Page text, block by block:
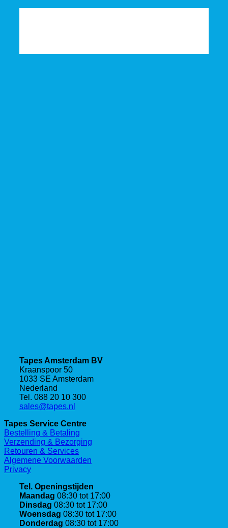
Tapes Amsterdam BV
Kraanspoor 50
1033 SE Amsterdam
Nederland
Tel. 088 20 10 300
sales@tapes.nl
Tapes Service Centre
Bestelling & Betaling
Verzending & Bezorging
Retouren & Services
Algemene Voorwaarden
Privacy
Tel. Openingstijden
Maandag 08:30 tot 17:00
Dinsdag 08:30 tot 17:00
Woensdag 08:30 tot 17:00
Donderdag 08:30 tot 17:00